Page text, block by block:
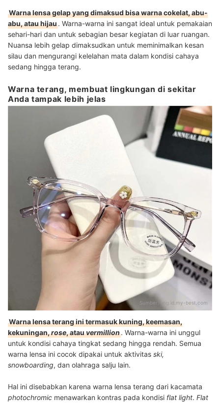
Warna lensa gelap yang dimaksud bisa warna cokelat, abu-
abu, atau hijau. Warna-warna ini sangat ideal untuk pemakaian
sehari-hari dan untuk sebagian besar kegiatan di luar ruangan.
Nuansa lebih gelap dimaksudkan untuk meminimalkan kesan
silau dan mengurangi kelelahan mata dalam kondisi cahaya
sedang hingga terang.
Warna terang, membuat lingkungan di sekitar
Anda tampak lebih jelas
Sumber: img.id.my-best.com
Warna lensa terang ini termasuk kuning, keemasan,
kekuningan,rose, atauvermillion. Warna-warna ini unggul
untuk kondisi cahaya tingkat sedang hingga rendah. Semua
warna lensa ini cocok dipakai untuk aktivitas ski,
snowboarding, dan olahraga salju lain.
Hal ini disebabkan karena warna lensa terang dari kacamata
photochromic menawarkan kontras pada kondisi flat light. Flat